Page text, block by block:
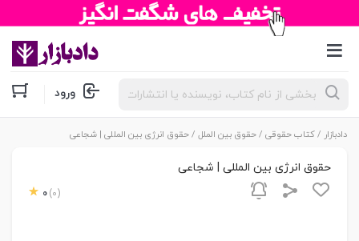
جستجوی
محصولات ورود
دادبازار /کتاب حقوقی /حقوق بین الملل / حقوق انرژی بین المللی | شجاعی
حقوق انرژی بین المللی | شجاعی
0 (0)